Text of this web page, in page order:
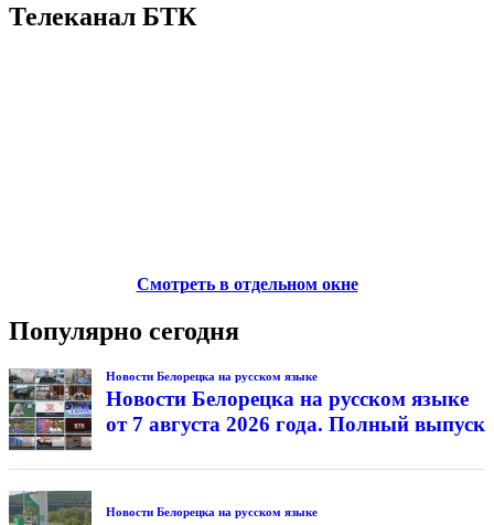
Телеканал БТК
Смотреть в отдельном окне
Популярно сегодня
Новости Белорецка на русском языке
Новости Белорецка на русском языке
от 7 августа 2026 года. Полный выпуск
Новости Белорецка на русском языке